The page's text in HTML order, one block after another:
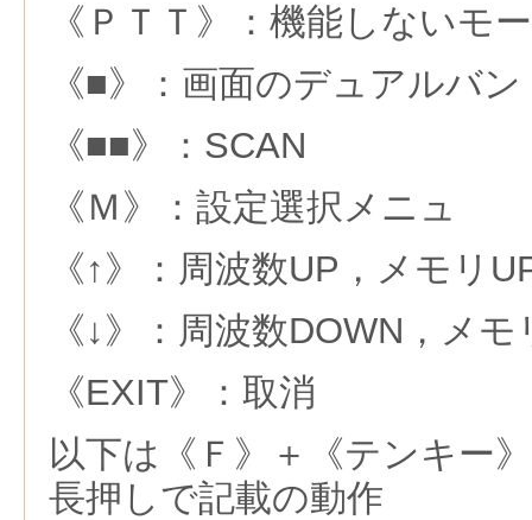
《ＰＴＴ》：機能しないモ
《■》：画面のデュアルバ
《■■》：SCAN
《Ｍ》：設定選択メニュ
《↑》：周波数UP，メモリ
《↓》：周波数DOWN，メ
《EXIT》：取消
以下は《Ｆ》＋《テンキー
長押しで記載の動作